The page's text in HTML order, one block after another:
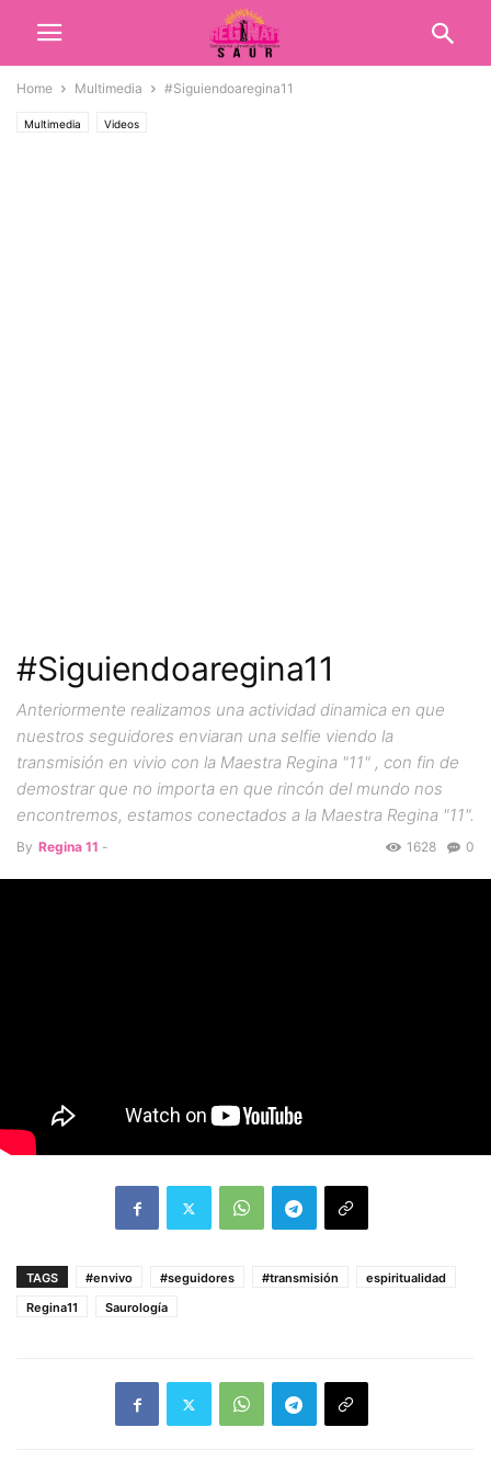
Home Multimedia #Siguiendoaregina11
Multimedia Videos
#Siguiendoaregina11
Anteriormente realizamos una actividad dinamica en que
nuestros seguidores enviaran una selfie viendo la
transmisión en vivio con la Maestra Regina "11" , con fin de
demostrar que no importa en que rincón del mundo nos
encontremos, estamos conectados a la Maestra Regina "11".
By Regina 11 - 0
1628
TAGS #envivo #seguidores #transmisión
espiritualidad
Regina11
Saurología